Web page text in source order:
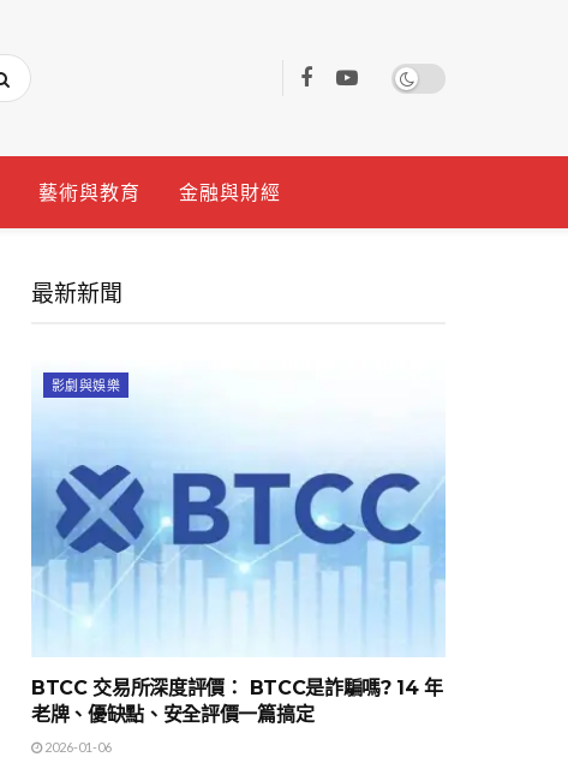
藝術與教育 金融與財經
最新新聞
影劇與娛樂
BTCC 交易所深度評價： BTCC是詐騙嗎? 14 年
老牌、優缺點、安全評價一篇搞定
2026-01-06